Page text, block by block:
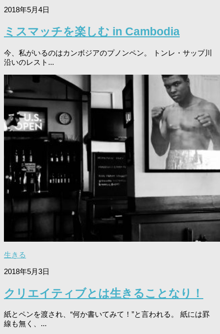
2018年5月4日
ミスマッチを楽しむ in Cambodia
今、私がいるのはカンボジアのプノンペン。 トンレ・サップ川
沿いのレスト...
生きる
2018年5月3日
クリエイティブとは生きることなり！
紙とペンを渡され、“何か書いてみて！”と言われる。 紙には罫
線も無く、...